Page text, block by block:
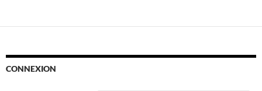
CONNEXION